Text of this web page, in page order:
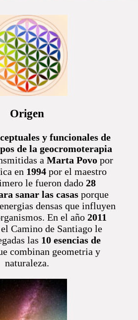
Origen
y funcionales de
de la geocromoterapia
a Marta Povo por
en 1994por el maestro
le fueron dado 28
sanar las casas porque
densas que influyen
En el año 2011
Camino de Santiago le
las 10 esencias de
combinan geometria y
naturaleza.